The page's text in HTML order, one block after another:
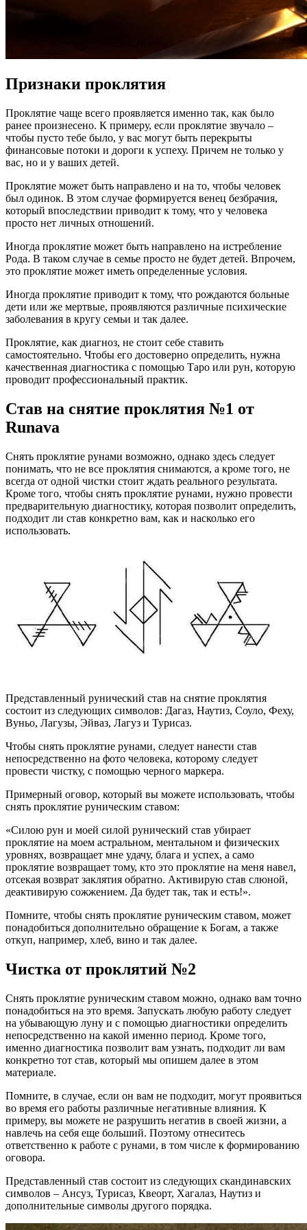
Признаки проклятия
Проклятие чаще всего проявляется именно так, как было
ранее произнесено. К примеру, если проклятие звучало –
чтобы пусто тебе было, у вас могут быть перекрыты
финансовые потоки и дороги к успеху. Причем не только у
вас, но и у ваших детей.
Проклятие может быть направлено и на то, чтобы человек
был одинок. В этом случае формируется венец безбрачия,
который впоследствии приводит к тому, что у человека
просто нет личных отношений.
Иногда проклятие может быть направлено на истребление
Рода. В таком случае в семье просто не будет детей. Впрочем,
это проклятие может иметь определенные условия.
Иногда проклятие приводит к тому, что рождаются больные
дети или же мертвые, проявляются различные психические
заболевания в кругу семьи и так далее.
Проклятие, как диагноз, не стоит себе ставить
самостоятельно. Чтобы его достоверно определить, нужна
качественная диагностика с помощью Таро или рун, которую
проводит профессиональный практик.
Став на снятие проклятия №1 от
Runava
Снять проклятие рунами возможно, однако здесь следует
понимать, что не все проклятия снимаются, а кроме того, не
всегда от одной чистки стоит ждать реального результата.
Кроме того, чтобы снять проклятие рунами, нужно провести
предварительную диагностику, которая позволит определить,
подходит ли став конкретно вам, как и насколько его
использовать.
Представленный рунический став на снятие проклятия
состоит из следующих символов: Дагаз, Наутиз, Соуло, Феху,
Вуньо, Лагузы, Эйваз, Лагуз и Турисаз.
Чтобы снять проклятие рунами, следует нанести став
непосредственно на фото человека, которому следует
провести чистку, с помощью черного маркера.
Примерный оговор, который вы можете использовать, чтобы
снять проклятие руническим ставом:
«Силою рун и моей силой рунический став убирает
проклятие на моем астральном, ментальном и физических
уровнях, возвращает мне удачу, блага и успех, а само
проклятие возвращает тому, кто это проклятие на меня навел,
отсекая возврат заклятия обратно. Активирую став слюной,
деактивирую сожжением. Да будет так, так и есть!».
Помните, чтобы снять проклятие руническим ставом, может
понадобиться дополнительно обращение к Богам, а также
откуп, например, хлеб, вино и так далее.
Чистка от проклятий №2
Снять проклятие руническим ставом можно, однако вам точно
понадобиться на это время. Запускать любую работу следует
на убывающую луну и с помощью диагностики определить
непосредственно на какой именно период. Кроме того,
именно диагностика позволит вам узнать, подходит ли вам
конкретно тот став, который мы опишем далее в этом
материале.
Помните, в случае, если он вам не подходит, могут проявиться
во время его работы различные негативные влияния. К
примеру, вы можете не разрушить негатив в своей жизни, а
навлечь на себя еще больший. Поэтому отнеситесь
ответственно к работе с рунами, в том числе к формированию
оговора.
Представленный став состоит из следующих скандинавских
символов – Ансуз, Турисаз, Квеорт, Хагалаз, Наутиз и
дополнительные символы другого порядка.